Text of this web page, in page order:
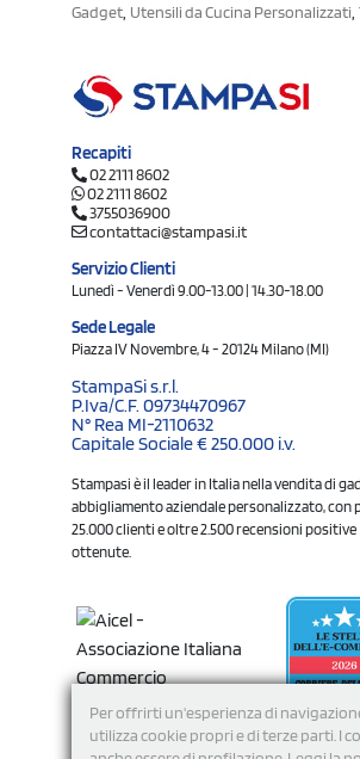
Per offrirti un'esperienza di
utilizza cookie propri e di terze parti. I
Gadget Utensili da Cucina Personalizzati
Recapiti
02 2111 8602
02 2111 8602
3755036900
contattaci@stampasi.it
Servizio Clienti
Lunedì - Venerdì 9.00-13.00 | 14.30-18.00
Sede Legale
Piazza IV Novembre, 4 - 20124 Milano (MI)
StampaSi s.r.l.
P.Iva/C.F. 09734470967
N° Rea MI-2110632
Capitale Sociale € 250.000 i.v.
Stampasi è il leader in Italia nella vendita di
abbigliamento aziendale personalizzato, con
25.000 clienti e oltre 2.500 recensioni positive
ottenute.